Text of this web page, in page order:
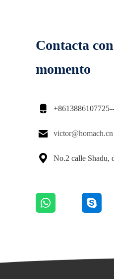
Contacta
momento

 victor@homach.cn
 No.2 calle Shadu,